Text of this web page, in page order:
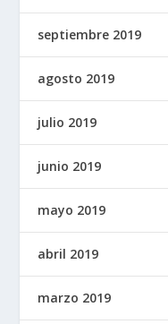
septiembre 2019
agosto 2019
julio 2019
junio 2019
mayo 2019
abril 2019
marzo 2019